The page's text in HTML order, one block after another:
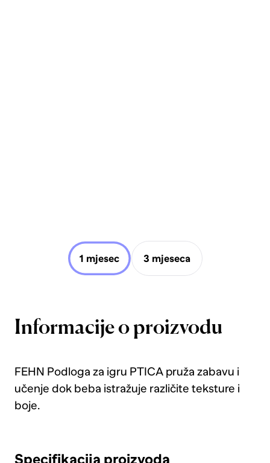
1 mjesec 3 mjeseca
Informacije o proizvodu
FEHN Podloga za igru PTICA pruža zabavu i
učenje dok beba istražuje različite teksture i
boje.
Specifikacija proizvoda